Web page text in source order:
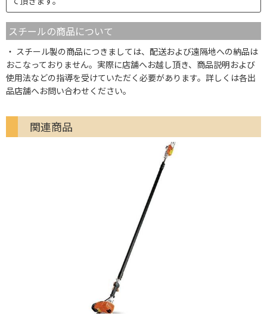
スチールの商品について
スチール製の商品につきましては、配送および遠隔地への納品は
おこなっておりません。実際に店舗へお越し頂き、商品説明および
使用法などの指導を受けていただく必要があります。詳しくは各出
品店舗へお問い合わせください。
関連商品